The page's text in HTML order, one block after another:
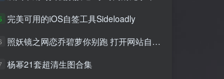
完美可用的iOS自签工具Sideloadly
照妖镜之网恋乔碧萝你别跑 打开网站自动拍照源码
杨幂21套超清生图合集